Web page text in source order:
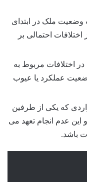
وضعیت ملک در ابتدای
اختلافات احتمالی بر
در اختلافات مربوط به
عملکرد یا عیوب
که یکی از طرفین
این عدم انجام تعهد می
باشد.